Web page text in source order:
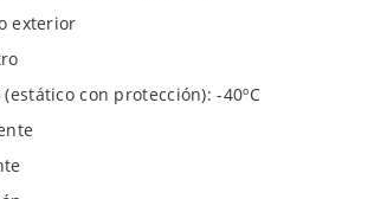
exterior
con protección): -40ºC